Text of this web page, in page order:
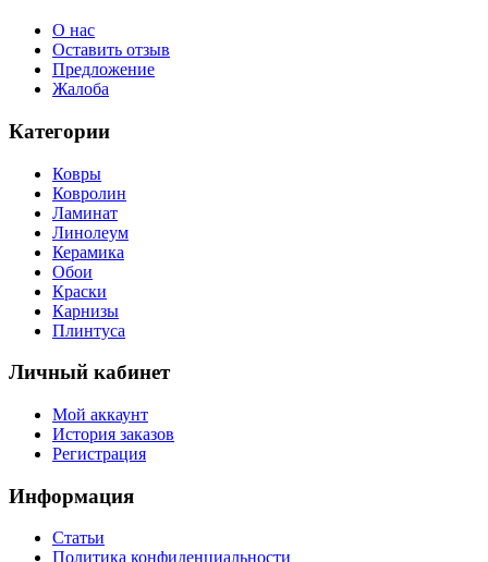
О нас
Оставить отзыв
Предложение
Жалоба
Категории
Ковры
Ковролин
Ламинат
Линолеум
Керамика
Обои
Краски
Карнизы
Плинтуса
Личный кабинет
Мой аккаунт
История заказов
Регистрация
Информация
Статьи
Политика конфиденциальности